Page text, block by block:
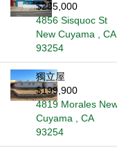
$285,000
4856 Sisquoc St
New Cuyama , CA
93254
獨立屋
$199,900
4819 Morales
Cuyama , CA
93254